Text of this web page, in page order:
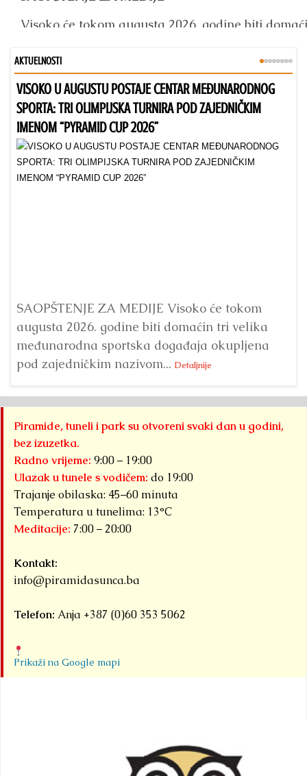
AKTUELNOSTI
VISOKO U AUGUSTU POSTAJE CENTAR MEĐUNARODNOG
SPORTA: TRI OLIMPIJSKA TURNIRA POD ZAJEDNIČKIM
IMENOM “PYRAMID CUP 2026”
SAOPŠTENJE ZA MEDIJE Visoko će tokom
augusta 2026. godine biti domaćin tri velika
međunarodna sportska događaja okupljena
pod zajedničkim nazivom... Detaljnije
Piramide, tuneli i park su otvoreni svaki dan u godini,
bez izuzetka.
Radno vrijeme: 9:00 – 19:00
Ulazak u tunele s vodičem: do 19:00
Trajanje obilaska: 45–60 minuta
Temperatura u tunelima: 13°C
Meditacije: 7:00 – 20:00
Kontakt:
info@piramidasunca.ba
Telefon: Anja +387 (0)60 353 5062
Prikaži na Google mapi